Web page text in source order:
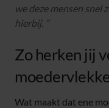
we deze mensen snel
hierbij.
Zo herken jij
Wat maakt dat ene